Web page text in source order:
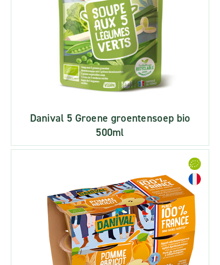
Danival 5 Groene groentensoep bio
500ml